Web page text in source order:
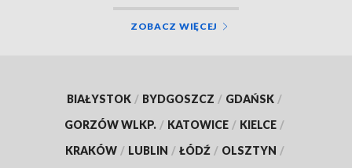
ZOBACZ WIĘCEJ
BIAŁYSTOK / BYDGOSZCZ / GDAŃSK /
GORZÓW WLKP. / KATOWICE / KIELCE /
KRAKÓW / LUBLIN / ŁÓDŹ / OLSZTYN /